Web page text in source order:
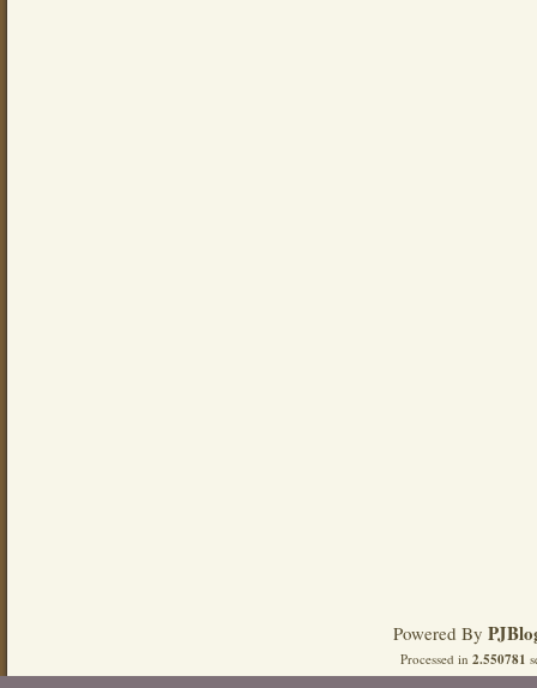
Powered By
Processed in 2.550781